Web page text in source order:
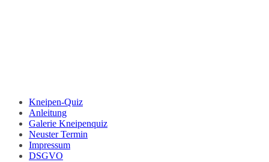
Kneipen-Quiz
Anleitung
Galerie Kneipenquiz
Neuster Termin
Impressum
DSGVO